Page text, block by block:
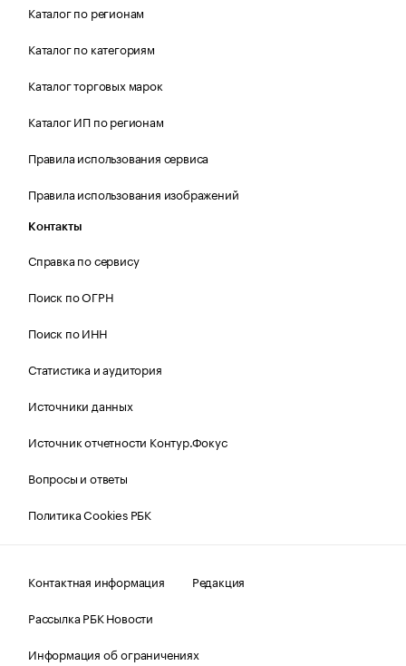
Каталог по регионам
Каталог по категориям
Каталог торговых марок
Каталог ИП по регионам
Правила использования сервиса
Правила использования изображений
Контакты
Справка по сервису
Поиск по ОГРН
Поиск по ИНН
Статистика и аудитория
Источники данных
Источник отчетности Контур.Фокус
Вопросы и ответы
Политика Cookies РБК
Контактная информация
Редакция
Рассылка РБК Новости
Информация об ограничениях